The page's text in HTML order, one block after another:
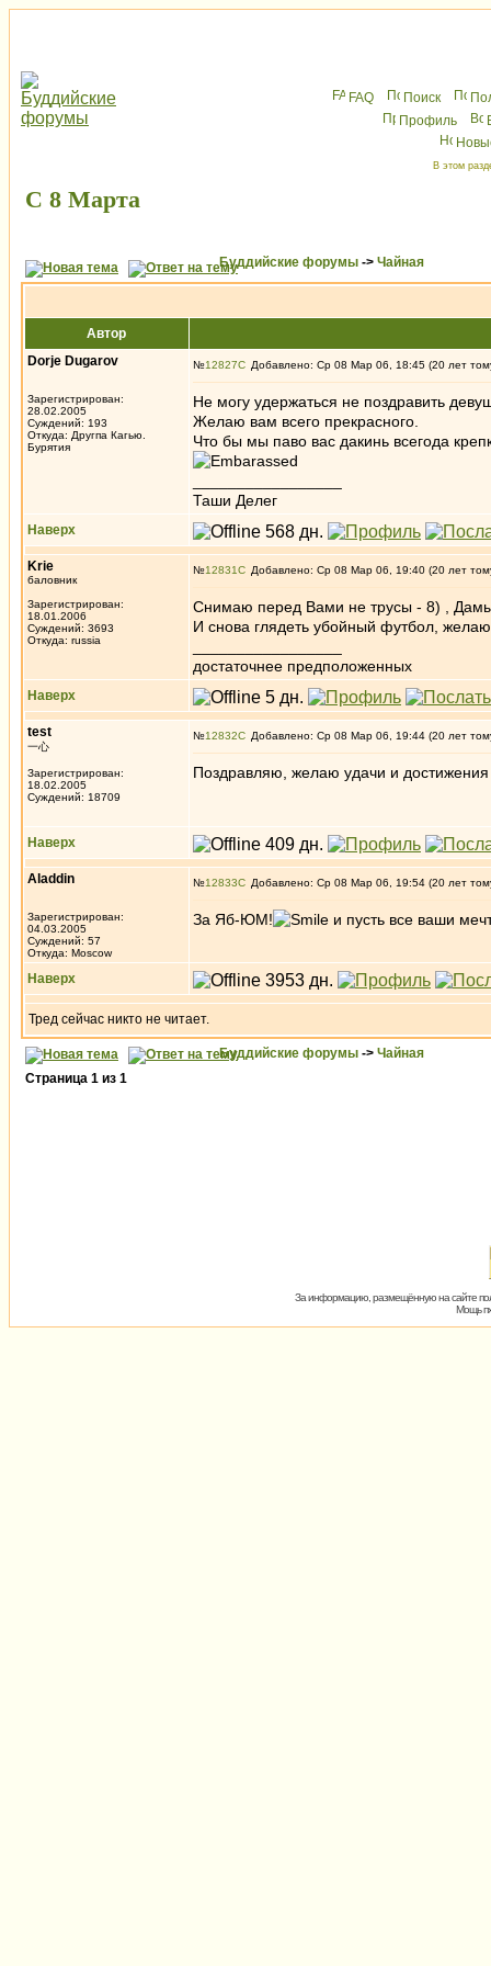
FAQ Поиск
Профиль
В этом
С 8 Марта
Буддийские форумы -> Чайная
Автор
Dorje Dugarov
Зарегистрирован:
28.02.2005
Суждений: 193
Откуда: Другпа Кагью.
Бурятия
№12827 Добавлено: Ср 08 Мар 06, 18:45 (20 лет
Не могу удержаться не поздравить
Желаю вам всего прекрасного.
Что бы мы паво вас дакинь всегода
Таши Делег
Наверх
Krie
баловник
Зарегистрирован:
18.01.2006
Суждений: 3693
Откуда: russia
№12831 Добавлено: Ср 08 Мар 06, 19:40 (20 лет
Снимаю перед Вами не трусы - 8) ,
И снова глядеть убойный футбол,
достаточнее предположенных
Наверх
test
一心
Зарегистрирован:
18.02.2005
Суждений: 18709
№12832 Добавлено: Ср 08 Мар 06, 19:44 (20 лет
Поздравляю, желаю удачи и достижения
Наверх
Aladdin
Зарегистрирован:
04.03.2005
Суждений: 57
Откуда: Moscow
№12833 Добавлено: Ср 08 Мар 06, 19:54 (20 лет
За Яб-ЮМ! и пусть все ваши
Наверх
Тред сейчас никто не читает.
Буддийские форумы -> Чайная
Страница 1 из 1
За информацию, размещённую на сайте
Мощь